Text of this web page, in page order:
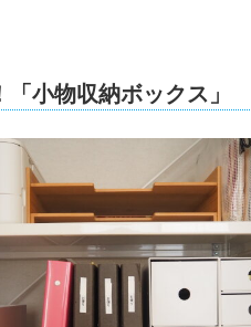
小物収納ボックス」